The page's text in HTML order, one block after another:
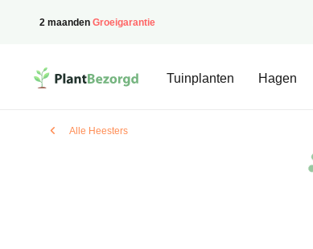
2 maanden Groeigarantie
PlantBezorgd
Tuinplanten Hagen
Alle Heesters